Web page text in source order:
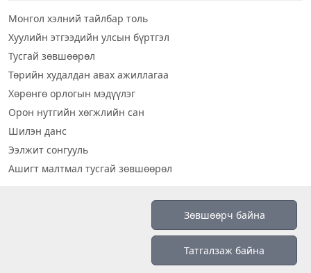
Монгол хэлний тайлбар толь
Хуулийн этгээдийн улсын бүртгэл
Тусгай зөвшөөрөл
Төрийн худалдан авах ажиллагаа
Хөрөнгө орлогын мэдүүлэг
Орон нутгийн хөгжлийн сан
Шилэн данс
Ээлжит сонгууль
Ашигт малтмал тусгай зөвшөөрөл
Зөвшөөрч байна
Татгалзаж байна